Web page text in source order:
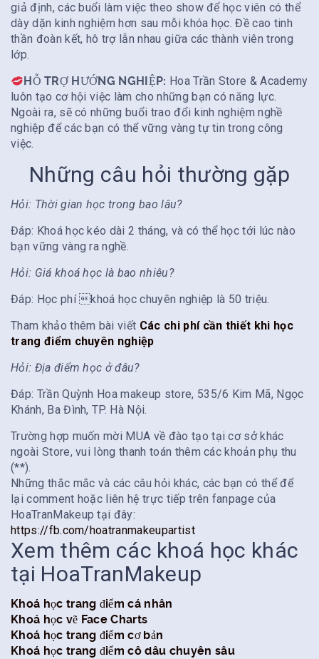
giả định, các buổi làm việc theo show để học viên có thể
dày dặn kinh nghiệm hơn sau mỗi khóa học. Đề cao tinh
thần đoàn kết, hô trợ lẫn nhau giữa các thành viên trong
lớp.
HỖ TRỢ HƯỚNG NGHIỆP: Hoa Trần Store & Academy
luôn tạo cơ hội việc làm cho những bạn có năng lực.
Ngoài ra, sẽ có những buổi trao đổi kinh nghiệm nghề
nghiệp để các bạn có thể vững vàng tự tin trong công
việc.
Những câu hỏi thường gặp
Hỏi: Thời gian học trong bao lâu?
Đáp: Khoá học kéo dài 2 tháng, và có thể học tới lúc nào
bạn vững vàng ra nghề.
Hỏi: Giá khoá học là bao nhiêu?
Đáp: Học phí khoá học chuyên nghiệp là 50 triệu.
Tham khảo thêm bài viết Các chi phí cần thiết khi học
trang điểm chuyên nghiệp
Hỏi: Địa điểm học ở đâu?
Đáp: Trần Quỳnh Hoa makeup store, 535/6 Kim Mã, Ngọc
Khánh, Ba Đình, TP. Hà Nội.
Trường hợp muốn mời MUA về đào tạo tại cơ sở khác
ngoài Store, vui lòng thanh toán thêm các khoản phụ thu
(**).
Những thắc mắc và các câu hỏi khác, các bạn có thể để
lại comment hoặc liên hệ trực tiếp trên fanpage của
HoaTranMakeup tại đây:
https://fb.com/hoatranmakeupartist
Xem thêm các khoá học khác
tại HoaTranMakeup
Khoá học trang điểm cá nhân
Khoá học vẽ Face Charts
Khoá học trang điểm cơ bản
Khoá học trang điểm cô dâu chuyên sâu